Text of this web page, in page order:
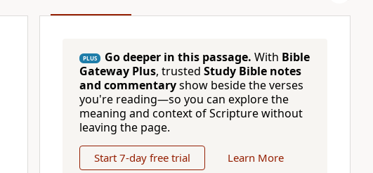
PLUS Go deeper in this passage. With Bible
Gateway Plus, trusted Study Bible notes
and commentaryshow beside the verses
you're reading—so you can explore the
meaning and context of Scripture without
leaving the page.
Start 7-day free trial Learn More